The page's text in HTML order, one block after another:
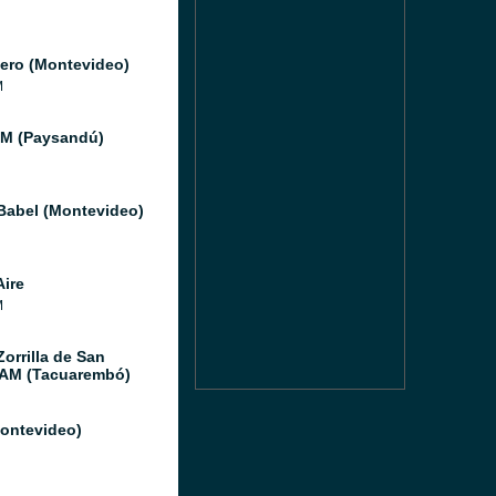
(Montevideo)
(Paysandú)
(Montevideo)
de San
(Tacuarembó)